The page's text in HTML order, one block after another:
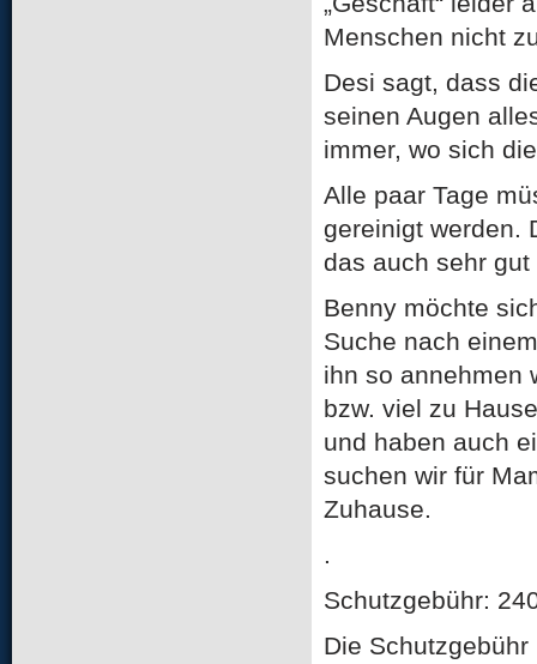
Menschen nicht
Desi sagt, dass
seinen Augen
immer, wo sich
Alle paar Tage
gereinigt werden.
das auch sehr
Benny möchte
Suche nach
ihn so annehmen
bzw. viel zu
und haben auch
suchen wir für
Zuhause.
.
Schutzgebühr:
Die